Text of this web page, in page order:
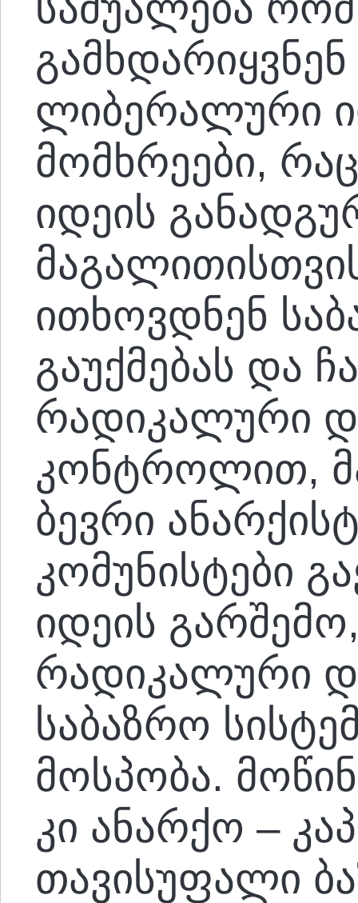
ლიბერალური
მომხრეები,
იდეის
ითხოვდნენ
გაუქმებას და
რადიკალური
კონტროლით,
ბევრი
კომუნისტები
იდეის
რადიკალური
საბაზრო
მოსპობა.
კი ანარქო –
თავისუფალი